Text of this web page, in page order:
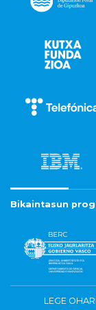
Bikaintasun
LEGE